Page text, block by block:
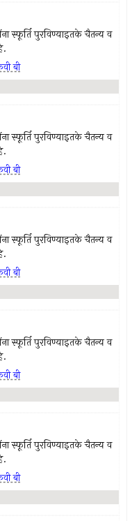
स्फूर्ति पुरविण्याइतके चैतन्य व
बी
स्फूर्ति पुरविण्याइतके चैतन्य व
बी
स्फूर्ति पुरविण्याइतके चैतन्य व
बी
स्फूर्ति पुरविण्याइतके चैतन्य व
बी
स्फूर्ति पुरविण्याइतके चैतन्य व
बी